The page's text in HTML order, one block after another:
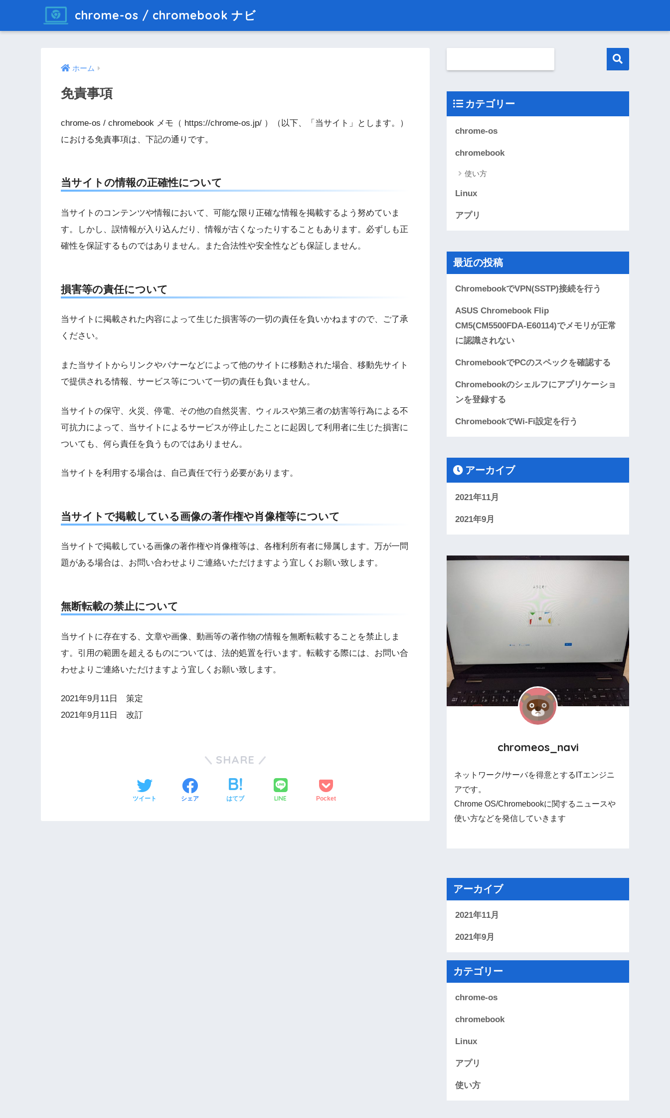
chrome-os / chromebook ナビ
ホーム
免責事項
chrome-os / chromebook メモ（ https://chrome-os.jp/ ）（以下、「当サイト」とします。）
における免責事項は、下記の通りです。
当サイトの情報の正確性について
当サイトのコンテンツや情報において、可能な限り正確な情報を掲載するよう努めていま
す。しかし、誤情報が入り込んだり、情報が古くなったりすることもあります。必ずしも正
確性を保証するものではありません。また合法性や安全性なども保証しません。
損害等の責任について
当サイトに掲載された内容によって生じた損害等の一切の責任を負いかねますので、ご了承
ください。
また当サイトからリンクやバナーなどによって他のサイトに移動された場合、移動先サイト
で提供される情報、サービス等について一切の責任も負いません。
当サイトの保守、火災、停電、その他の自然災害、ウィルスや第三者の妨害等行為による不
可抗力によって、当サイトによるサービスが停止したことに起因して利用者に生じた損害に
ついても、何ら責任を負うものではありません。
当サイトを利用する場合は、自己責任で行う必要があります。
当サイトで掲載している画像の著作権や肖像権等について
当サイトで掲載している画像の著作権や肖像権等は、各権利所有者に帰属します。万が一問
題がある場合は、お問い合わせよりご連絡いただけますよう宜しくお願い致します。
無断転載の禁止について
当サイトに存在する、文章や画像、動画等の著作物の情報を無断転載することを禁止しま
す。引用の範囲を超えるものについては、法的処置を行います。転載する際には、お問い合
わせよりご連絡いただけますよう宜しくお願い致します。
2021年9月11日 策定
2021年9月11日 改訂
SHARE
ツイート シェア はてブ LINE Pocket
カテゴリー
chrome-os
chromebook
使い方
Linux
アプリ
最近の投稿
ChromebookでVPN(SSTP)接続を行う
ASUS Chromebook Flip
CM5(CM5500FDA-E60114)でメモリが正常
に認識されない
ChromebookでPCのスペックを確認する
Chromebookのシェルフにアプリケーショ
ンを登録する
ChromebookでWi-Fi設定を行う
アーカイブ
2021年11月
2021年9月
chromeos_navi
ネットワーク/サーバを得意とするITエンジニ
アです。
Chrome OS/Chromebookに関するニュースや
使い方などを発信していきます
アーカイブ
2021年11月
2021年9月
カテゴリー
chrome-os
chromebook
Linux
アプリ
使い方